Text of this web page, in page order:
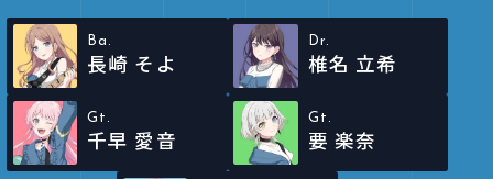
Gt.
千早 愛音
Gt.
要 楽奈
Ba.
長崎 そよ
Dr.
椎名 立希